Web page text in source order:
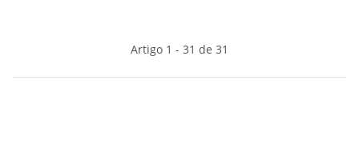
Artigo 1 - 31 de 31